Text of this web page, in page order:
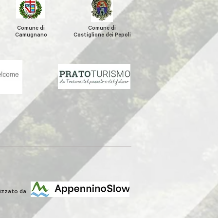
Comune di
Camugnano
Comune di
Castiglione dei Pepoli
da